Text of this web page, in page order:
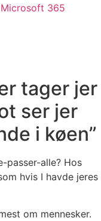
365
tager jer
ser jer
i køen”
passer-alle? Hos
hvis I havde jeres
om mennesker.